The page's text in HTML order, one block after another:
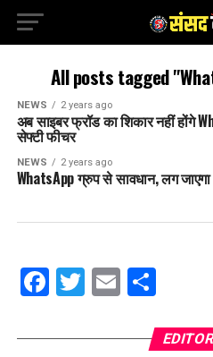
All posts tagged
NEWS 2 years ago
अब साइबर फ्रॉड का शिकार नहीं होंगे
सेफ्टी फीचर
NEWS 2 years ago
WhatsApp ग्रुप से सावधान, लग
Facebook
Twitter
EmailShare